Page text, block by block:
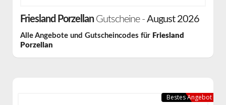
Friesland PorzellanGutscheine - August 2026
Alle Angebote und Gutscheincodes für Friesland
Porzellan
Bestes Angebot